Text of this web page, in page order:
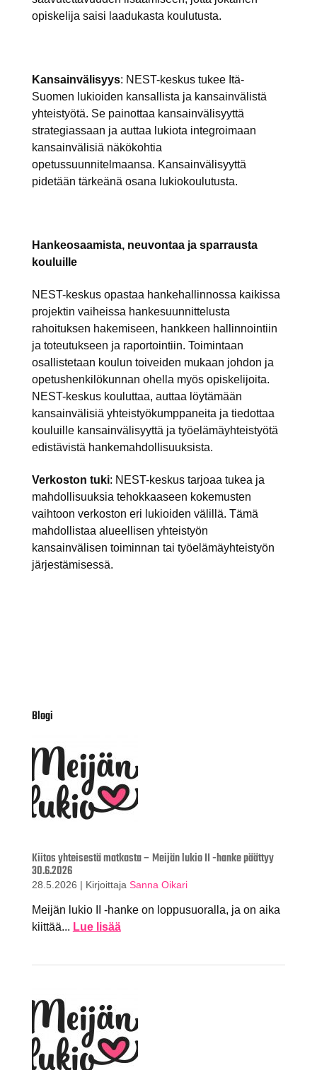
opiskelija saisi laadukasta koulutusta.
Kansainvälisyys: NEST-keskus tukee Itä-
Suomen lukioiden kansallista ja kansainvälistä
yhteistyötä. Se painottaa kansainvälisyyttä
strategiassaan ja auttaa lukiota integroimaan
kansainvälisiä näkökohtia
opetussuunnitelmaansa. Kansainvälisyyttä
pidetään tärkeänä osana lukiokoulutusta.
Hankeosaamista, neuvontaa ja sparrausta
kouluille
NEST-keskus opastaa hankehallinnossa kaikissa
projektin vaiheissa hankesuunnittelusta
rahoituksen hakemiseen, hankkeen hallinnointiin
ja toteutukseen ja raportointiin. Toimintaan
osallistetaan koulun toiveiden mukaan johdon ja
opetushenkilökunnan ohella myös opiskelijoita.
NEST-keskus kouluttaa, auttaa löytämään
kansainvälisiä yhteistyökumppaneita ja tiedottaa
kouluille kansainvälisyyttä ja työelämäyhteistyötä
edistävistä hankemahdollisuuksista.
Verkoston tuki: NEST-keskus tarjoaa tukea ja
mahdollisuuksia tehokkaaseen kokemusten
vaihtoon verkoston eri lukioiden välillä. Tämä
mahdollistaa alueellisen yhteistyön
kansainvälisen toiminnan tai työelämäyhteistyön
järjestämisessä.
Blogi
Kiitos yhteisestä matkasta – Meijän lukio II -hanke päättyy
30.6.2026
28.5.2026 | Kirjoittaja Sanna Oikari
Meijän lukio II -hanke on loppusuoralla, ja on aika
kiittää... Lue lisää